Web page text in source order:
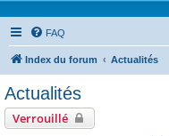
FAQ
Index du forum Actualités
Actualités
Verrouillé